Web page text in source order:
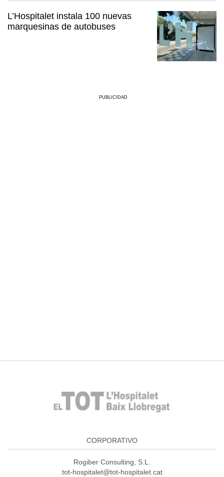
L’Hospitalet instala 100 nuevas
marquesinas de autobuses
PUBLICIDAD
CORPORATIVO
Rogiber Consulting, S.L.
tot-hospitalet@tot-hospitalet.cat